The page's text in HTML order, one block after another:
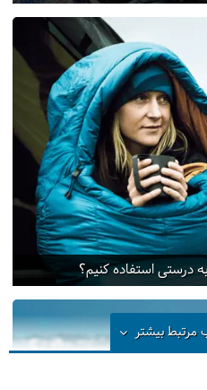
درستی استفاده کنیم؟
مرتبطبیشتر